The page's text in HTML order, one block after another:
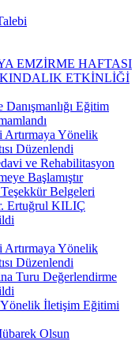
EMZİRME HAFTASI
ETKİNLİĞİ
Eğitim
Artırmaya Yönelik
Düzenlendi
ve Rehabilitasyon
Başlamıştır
Teşekkür Belgeleri
Ertuğrul KILIÇ
Artırmaya Yönelik
Düzenlendi
Turu Değerlendirme
Yönelik İletişim Eğitimi
Olsun